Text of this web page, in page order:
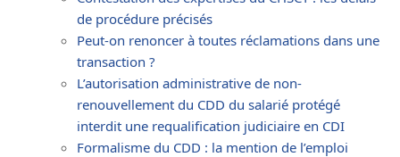
de procédure précisés
Peut-on renoncer à toutes réclamations dans une
transaction ?
L’autorisation administrative de non-
renouvellement du CDD du salarié protégé
interdit une requalification judiciaire en CDI
Formalisme du CDD : la mention de l’emploi